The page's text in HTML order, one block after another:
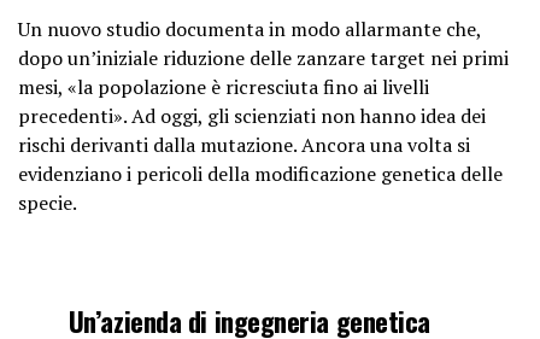
Un nuovo studio documenta in modo allarmante che,
dopo un’iniziale riduzione delle zanzare target nei primi
mesi, «la popolazione è ricresciuta fino ai livelli
precedenti». Ad oggi, gli scienziati non hanno idea dei
rischi derivanti dalla mutazione. Ancora una volta si
evidenziano i pericoli della modificazione genetica delle
specie.
Un’azienda di ingegneria genetica